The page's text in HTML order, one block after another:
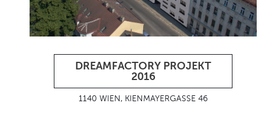
DREAMFACTORY PROJEKT
2016
1140 WIEN, KIENMAYERGASSE 46